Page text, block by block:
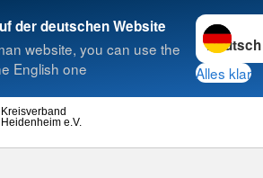
der deutschen Website
website, you can use the
English one
Sprache
Alles klar
Heidenheim e.V.
Kreisverband
Suche